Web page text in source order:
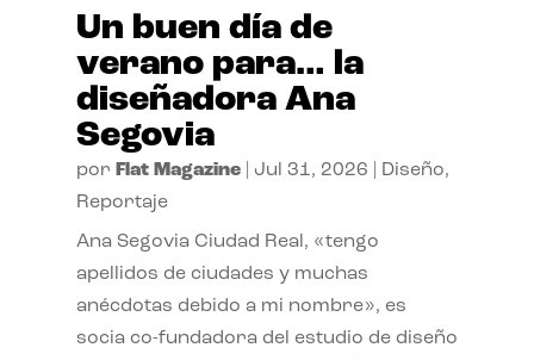
Un buen día de
verano para… la
diseñadora Ana
Segovia
por Flat Magazine| Jul 31, 2026 Diseño,
Reportaje
Ana Segovia Ciudad Real, «tengo
apellidos de ciudades y muchas
anécdotas debido a mi nombre», es
socia co-fundadora del estudio de diseño